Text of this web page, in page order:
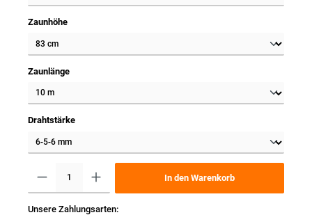
Zaunhöhe
Zaunlänge
Drahtstärke
In den Warenkorb
Unsere Zahlungsarten: